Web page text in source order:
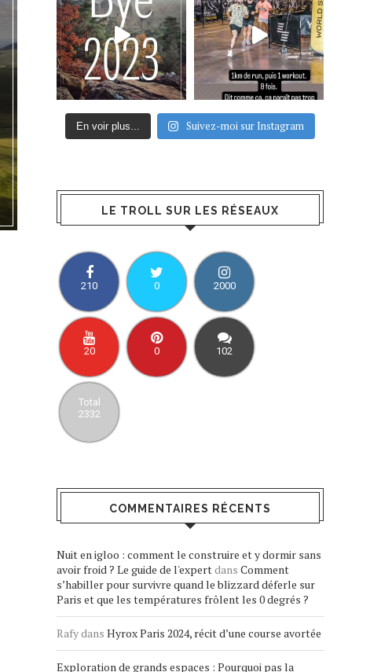
En voir plus... Suivez-moi sur Instagram
LE TROLL SUR LES RÉSEAUX
210 0 2000
20 0 102
Total
2332
COMMENTAIRES RÉCENTS
Nuit en igloo : comment le construire et y dormir sans
avoir froid ? Le guide de l'expertdans Comment
s’habiller pour survivre quand le blizzard déferle sur
Paris et que les températures frôlent les 0 degrés ?
Rafydans Hyrox Paris 2024, récit d’une course avortée
Exploration de grands espaces : Pourquoi pas la